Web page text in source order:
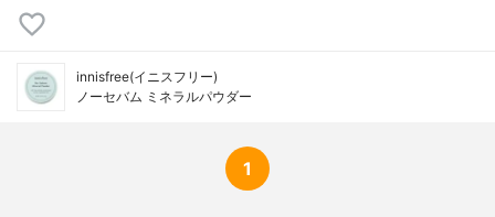
innisfree(イニスフリー)
ノーセバム ミネラルパウダー
1